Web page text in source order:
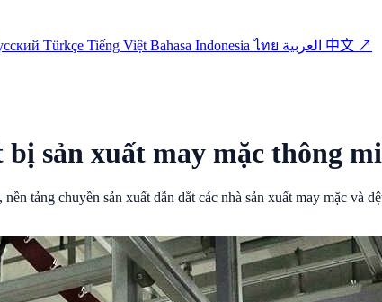
Türkçe Tiếng Việt Bahasa Indonesiaไทย 中文 ↗
sản xuất may mặc thông
tảng chuyền sản xuất dẫn dắt các nhà sản xuất may mặc và